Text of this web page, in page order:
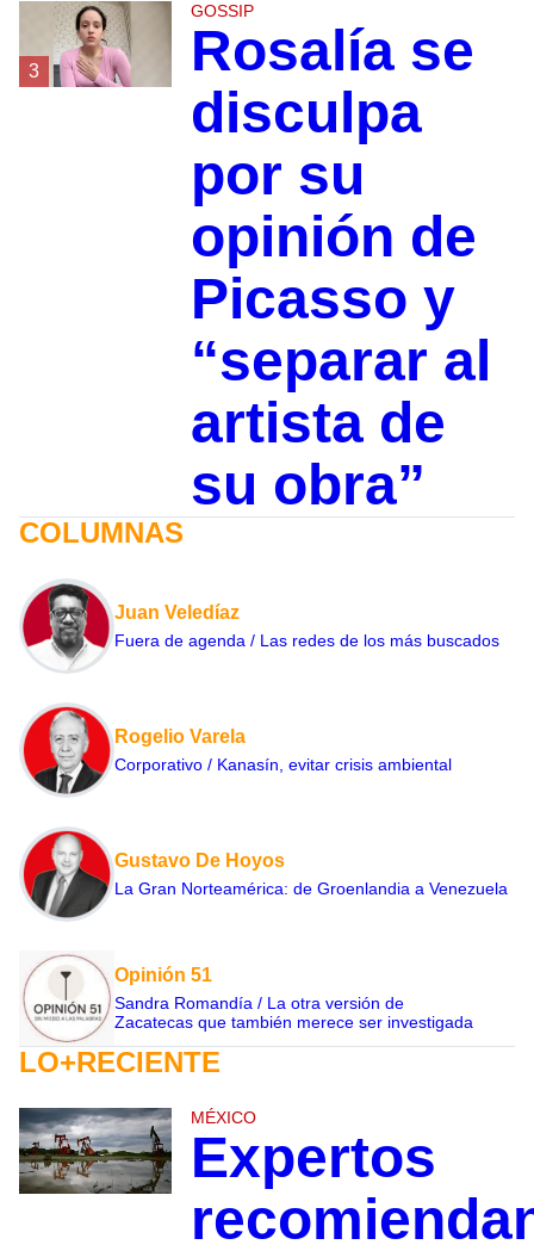
3
GOSSIP
Rosalía se
disculpa
por su
opinión de
Picasso y
“separar al
artista de
su obra”
COLUMNAS
Juan Veledíaz
Fuera de agenda / Las redes de los más buscados
Rogelio Varela
Corporativo / Kanasín, evitar crisis ambiental
Gustavo De Hoyos
La Gran Norteamérica: de Groenlandia a Venezuela
Opinión 51
Sandra Romandía / La otra versión de
Zacatecas que también merece ser investigada
LO+RECIENTE
MÉXICO
Expertos